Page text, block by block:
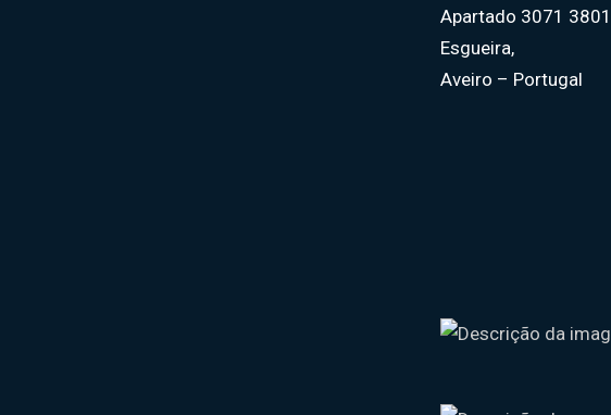
Apartado 3071
Esgueira,
Aveiro – Portugal